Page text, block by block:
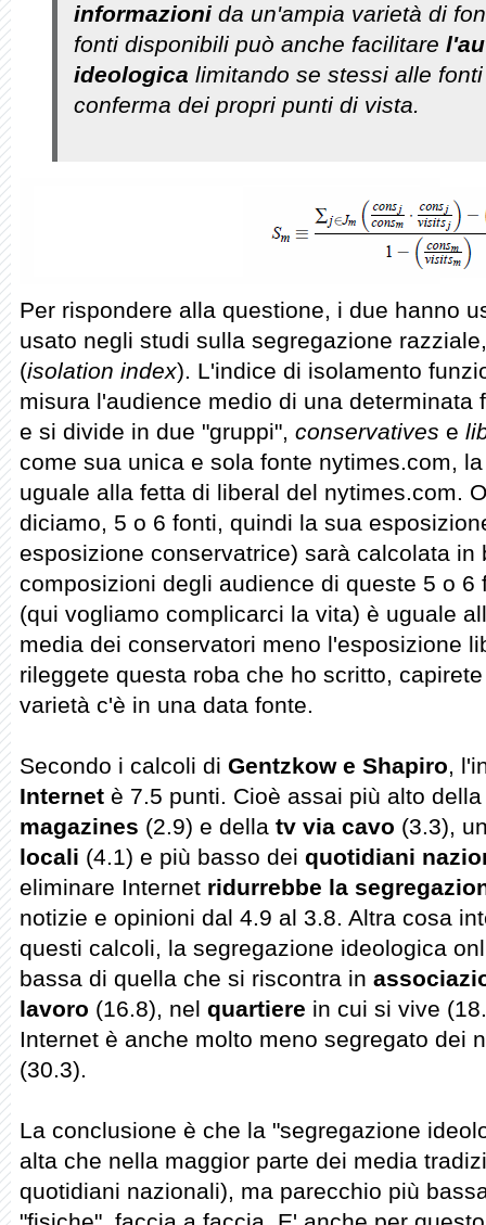
informazioni da un'ampia varietà di
fonti disponibili può anche facilitare
ideologica limitando se stessi alle
conferma dei propri punti di vista.
Per rispondere alla questione, i due hanno
usato negli studi sulla segregazione
(isolation index). L'indice di isolamento
misura l'audience medio di una determinata
e si divide in due "gruppi", conservatives e
come sua unica e sola fonte nytimes.com,
uguale alla fetta di liberal del nytimes.com.
diciamo, 5 o 6 fonti, quindi la sua
esposizione conservatrice) sarà calcolata
composizioni degli audience di queste 5 o
(qui vogliamo complicarci la vita) è uguale
media dei conservatori meno l'esposizione
rileggete questa roba che ho scritto,
varietà c'è in una data fonte.
Secondo i calcoli di Gentzkow e Shapiro,
Internet è 7.5 punti. Cioè assai più alto
magazines (2.9) e della tv via cavo (3.3),
locali (4.1) e più basso dei quotidiani
eliminare Internet ridurrebbe la
notizie e opinioni dal 4.9 al 3.8. Altra cosa
questi calcoli, la segregazione ideologica
bassa di quella che si riscontra in
lavoro (16.8), nel quartiere in cui si vive
Internet è anche molto meno segregato dei
(30.3).
La conclusione è che la "segregazione
alta che nella maggior parte dei media
quotidiani nazionali), ma parecchio più